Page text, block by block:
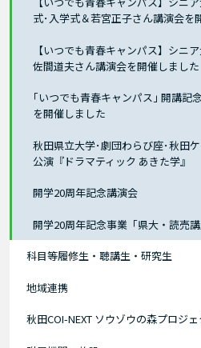
式･入学式＆若宮正子さん講演会を
【いつでも青春キャンパス】シニ
佐間道夫さん講演会を開催しました
｢いつでも青春キャンパス｣ 開講記
を開催しました
秋田県立大学･劇団わらび座･秋田
公演『ドラマティック あきた学』
開学20周年記念講演会
開学20周年記念事業「県大・読売講
科目等履修生・聴講生・研究生
地域連携
秋田COI-NEXT ソウゾウの森プロジェ